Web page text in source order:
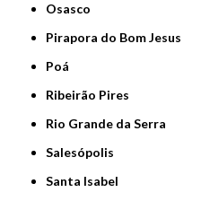
Osasco
Pirapora do Bom Jesus
Poá
Ribeirão Pires
Rio Grande da Serra
Salesópolis
Santa Isabel